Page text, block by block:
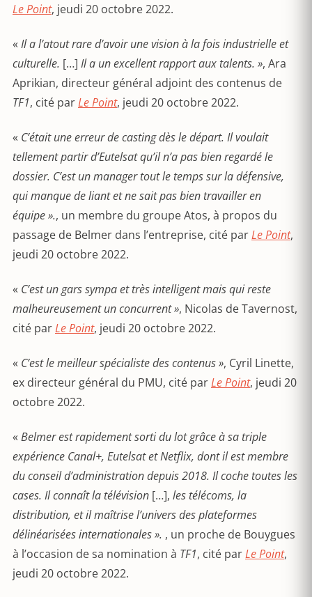
Le Point, jeudi 20 octobre 2022.
« Il a l’atout rare d’avoir une vision à la fois industrielle et
culturelle. […] Il a un excellent rapport aux talents. », Ara
Aprikian, directeur général adjoint des contenus de
TF1, cité parLe Point, jeudi 20 octobre 2022.
« C’était une erreur de casting dès le départ. Il voulait
tellement partir d’Eutelsat qu’il n’a pas bien regardé le
dossier. C’est un manager tout le temps sur la défensive,
qui manque de liant et ne sait pas bien travailler en
équipe »., un membre du groupe Atos, à propos du
passage de Belmer dans l’entreprise, cité parLe Point,
jeudi 20 octobre 2022.
« C’est un gars sympa et très intelligent mais qui reste
malheureusement un concurrent », Nicolas de Tavernost,
cité parLe Point, jeudi 20 octobre 2022.
« C’est le meilleur spécialiste des contenus », Cyril Linette,
ex directeur général du PMU, cité parLe Point, jeudi 20
octobre 2022.
« Belmer est rapidement sorti du lot grâce à sa triple
expérience Canal+, Eutelsat et Netflix, dont il est membre
du conseil d’administration depuis 2018. Il coche toutes les
cases. Il connaît la télévision […], les télécoms, la
distribution, et il maîtrise l’univers des plateformes
délinéarisées internationales ». , un proche de Bouygues
à l’occasion de sa nomination à TF1, cité parLe Point,
jeudi 20 octobre 2022.